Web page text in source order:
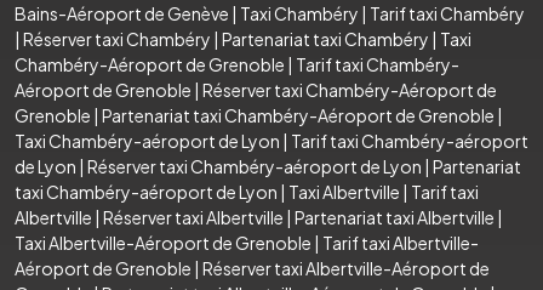
Bains-Aéroport de Genève | Taxi Chambéry | Tarif taxi Chambéry
| Réserver taxi Chambéry | Partenariat taxi Chambéry | Taxi
Chambéry-Aéroport de Grenoble | Tarif taxi Chambéry-
Aéroport de Grenoble | Réserver taxi Chambéry-Aéroport de
Grenoble | Partenariat taxi Chambéry-Aéroport de Grenoble |
Taxi Chambéry-aéroport de Lyon | Tarif taxi Chambéry-aéroport
de Lyon | Réserver taxi Chambéry-aéroport de Lyon | Partenariat
taxi Chambéry-aéroport de Lyon | Taxi Albertville | Tarif taxi
Albertville | Réserver taxi Albertville | Partenariat taxi Albertville |
Taxi Albertville-Aéroport de Grenoble | Tarif taxi Albertville-
Aéroport de Grenoble | Réserver taxi Albertville-Aéroport de